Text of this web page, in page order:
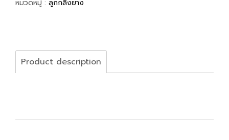
หมวดหมู่ : ลูกกลิ้งยาง
Product description